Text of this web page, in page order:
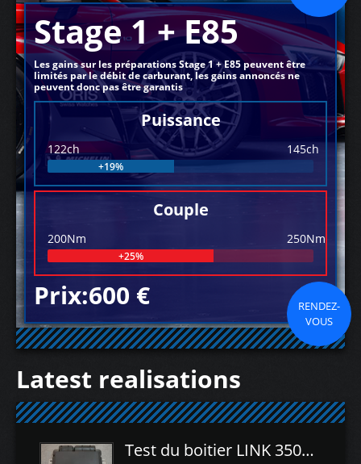
Stage 1 + E85
Les gains sur les préparations Stage 1 + E85 peuvent être
limités par le débit de carburant, les gains annoncés ne
peuvent donc pas être garantis
Puissance
122ch 145ch
+19%
Couple
200Nm 250Nm
+25%
Prix:600 €
RENDEZ-
VOUS
Latest realisations
Test du boitier LINK 350Z Plugin ECU